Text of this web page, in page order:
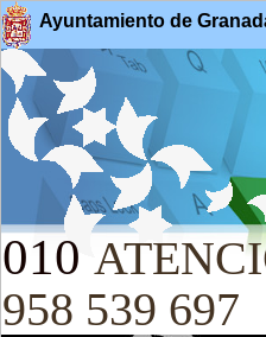
Ayuntamiento de
010
958 539 697